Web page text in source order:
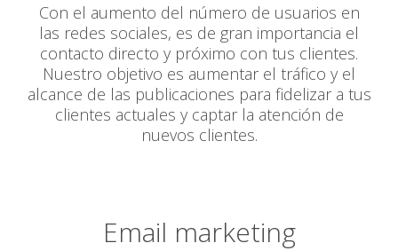
Con el aumento del número de usuarios en
las redes sociales, es de gran importancia el
contacto directo y próximo con tus clientes.
Nuestro objetivo es aumentar el tráfico y el
alcance de las publicaciones para fidelizar a tus
clientes actuales y captar la atención de
nuevos clientes.
Email marketing